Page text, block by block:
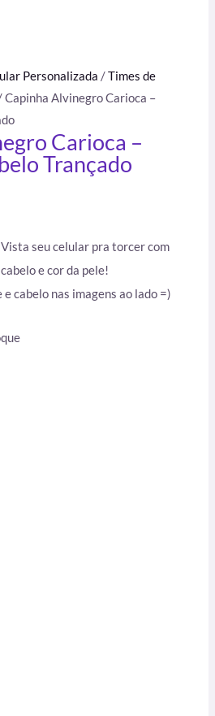
Personalizada /Times de
Capinha Alvinegro Carioca –
Carioca –
Trançado
seu celular pra torcer com
e cor da pele!
cabelo nas imagens ao lado =)